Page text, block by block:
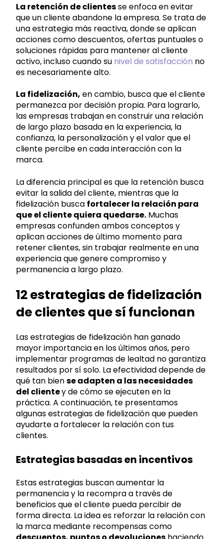
La retención de clientesse enfoca en evitar
que un cliente abandone la empresa. Se trata de
una estrategia más reactiva, donde se aplican
acciones como descuentos, ofertas puntuales o
soluciones rápidas para mantener al cliente
activo, incluso cuando su nivel de satisfacción no
es necesariamente alto.
La fidelización, en cambio, busca que el cliente
permanezca por decisión propia. Para lograrlo,
las empresas trabajan en construir una relación
de largo plazo basada en la experiencia, la
confianza, la personalización y el valor que el
cliente percibe en cada interacción con la
marca.
La diferencia principal es que la retención busca
evitar la salida del cliente, mientras que la
fidelización busca fortalecer la relación para
que el cliente quiera quedarse. Muchas
empresas confunden ambos conceptos y
aplican acciones de último momento para
retener clientes, sin trabajar realmente en una
experiencia que genere compromiso y
permanencia a largo plazo.
12 estrategias de fidelización
de clientes que sí funcionan
Las estrategias de fidelización han ganado
mayor importancia en los últimos años, pero
implementar programas de lealtad no garantiza
resultados por sí solo. La efectividad depende de
qué tan biense adapten a las necesidades
del clientey de cómo se ejecuten en la
práctica. A continuación, te presentamos
algunas estrategias de fidelización que pueden
ayudarte a fortalecer la relación con tus
clientes.
Estrategias basadas en incentivos
Estas estrategias buscan aumentar la
permanencia y la recompra a través de
beneficios que el cliente pueda percibir de
forma directa. La idea es reforzar la relación con
la marca mediante recompensas como